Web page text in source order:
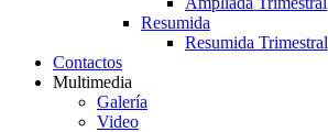
Resumida
Resumida Trimestral
Contactos
Multimedia
Galería
Video